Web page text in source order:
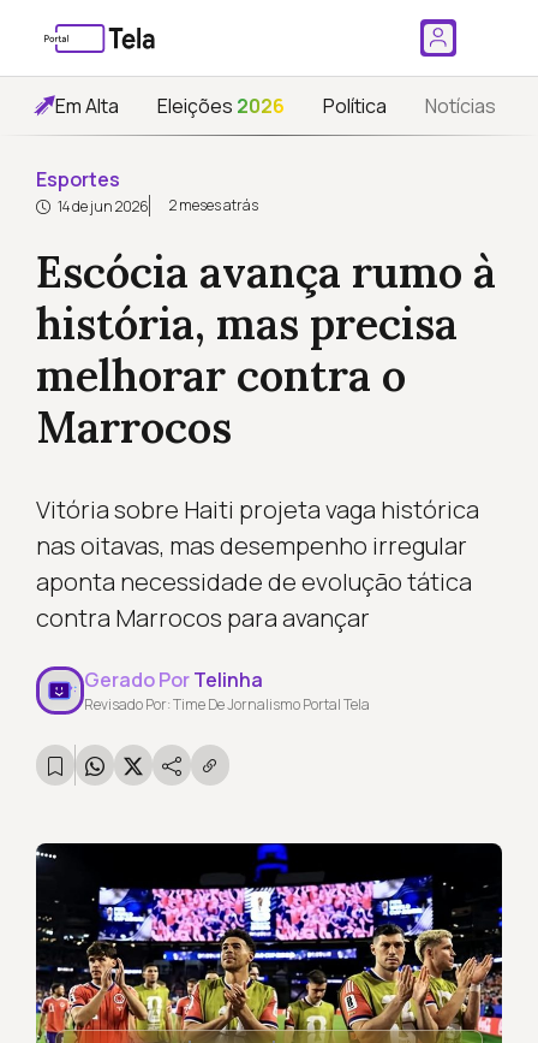
Em Alta Eleições 2026 Política Notícias
Esportes
14 de jun 2026 2 meses atrás
Escócia avança rumo à
história, mas precisa
melhorar contra o
Marrocos
Vitória sobre Haiti projeta vaga histórica
nas oitavas, mas desempenho irregular
aponta necessidade de evolução tática
contra Marrocos para avançar
Gerado PorTelinha
Revisado Por: Time De Jornalismo Portal Tela